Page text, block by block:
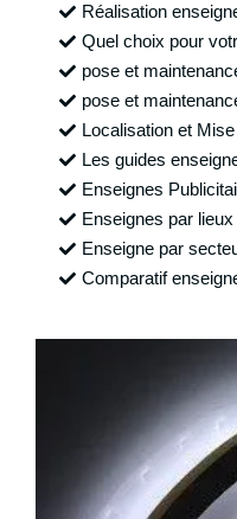
Réalisation
Quel choix pour
pose et
pose et
Localisation et
Les guides
Enseignes
Enseignes par
Enseigne par
Comparatif